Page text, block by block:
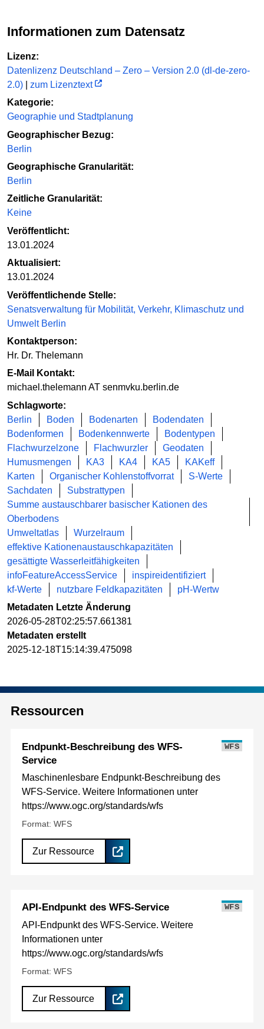
Informationen zum Datensatz
Lizenz:
Datenlizenz Deutschland – Zero – Version 2.0 (dl-de-zero-
2.0)
zum Lizenztext
Kategorie:
Geographie und Stadtplanung
Geographischer Bezug:
Berlin
Geographische Granularität:
Berlin
Zeitliche Granularität:
Keine
Veröffentlicht:
13.01.2024
Aktualisiert:
13.01.2024
Veröffentlichende Stelle:
Senatsverwaltung für Mobilität, Verkehr, Klimaschutz und
Umwelt Berlin
Kontaktperson:
Hr. Dr. Thelemann
E-Mail Kontakt:
michael.thelemann AT senmvku.berlin.de
Schlagworte:
Berlin
Boden Bodenarten
Bodendaten
Bodenformen
Bodenkennwerte
Bodentypen
Flachwurzelzone
Flachwurzler
Geodaten
Humusmengen
KA3 KA4 KA5
KAKeff
Karten
Organischer Kohlenstoffvorrat
S-Werte
Sachdaten
Substrattypen
Summe austauschbarer basischer Kationen des
Oberbodens
Umweltatlas
Wurzelraum
effektive Kationenaustauschkapazitäten
gesättigte Wasserleitfähigkeiten
infoFeatureAccessService
inspireidentifiziert
kf-Werte
nutzbare Feldkapazitäten
pH-Wertw
Metadaten Letzte Änderung
2026-05-28T02:25:57.661381
Metadaten erstellt
2025-12-18T15:14:39.475098
Ressourcen
Endpunkt-Beschreibung des WFS-
Service
WFS
Maschinenlesbare Endpunkt-Beschreibung des
WFS-Service. Weitere Informationen unter
https://www.ogc.org/standards/wfs
Format: WFS
Zur Ressource
API-Endpunkt des WFS-Service WFS
API-Endpunkt des WFS-Service. Weitere
Informationen unter
https://www.ogc.org/standards/wfs
Format: WFS
Zur Ressource